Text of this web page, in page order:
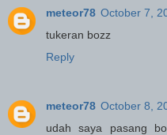
meteor78 October 7,
tukeran bozz
Reply
meteor78 October 8,
udah saya pasang